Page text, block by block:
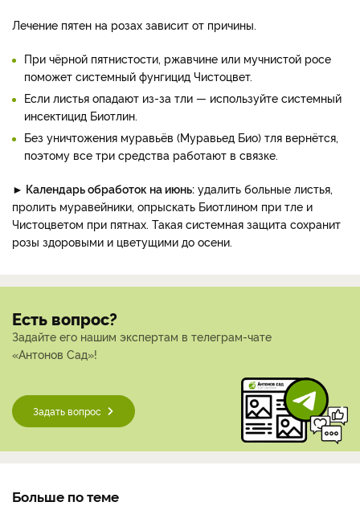
Лечение пятен на розах зависит от причины.
При чёрной пятнистости, ржавчине или мучнистой росе
поможет системный фунгицид Чистоцвет.
Если листья опадают из-за тли — используйте системный
инсектицид Биотлин.
Без уничтожения муравьёв (Муравьед Био) тля вернётся,
поэтому все три средства работают в связке.
► Календарь обработок на июнь: удалить больные листья,
пролить муравейники, опрыскать Биотлином при тле и
Чистоцветом при пятнах. Такая системная защита сохранит
розы здоровыми и цветущими до осени.
Есть вопрос?
Задайте его нашим экспертам в телеграм-чате
«Антонов Сад»!
Задать вопрос
Больше по теме